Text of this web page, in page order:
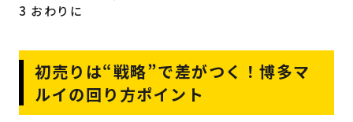
3 おわりに
初売りは“戦略”で差がつく！博多マ
ルイの回り方ポイント